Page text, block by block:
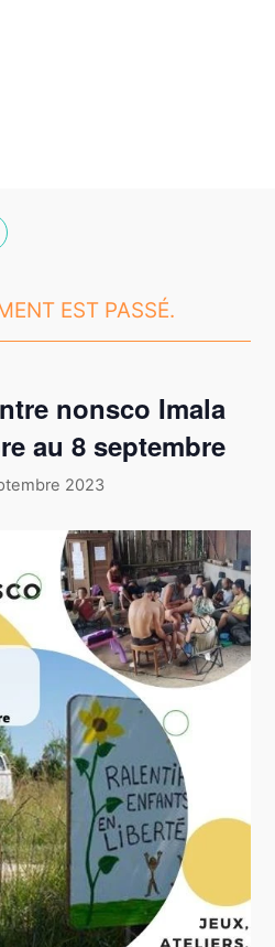
EST PASSÉ.
nonsco Imala
au 8 septembre
2023